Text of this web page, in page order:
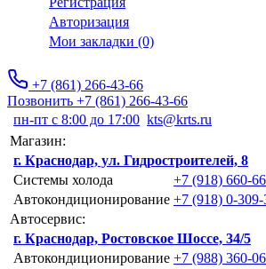
Авторизация
Мои закладки (0)
+7 (861) 266-43-66
Позвонить +7 (861) 266-43-66
пн-пт с 8:00 до 17:00 kts@krts.ru
Магазин:
г. Краснодар, ул. Гидростроителей, 8
Системы холода
+7 (918) 660-
Автокондиционирование +7 (918) 0-309-
Автосервис:
г. Краснодар, Ростовское Шоссе, 34/5
Автокондиционирование +7 (988) 360-